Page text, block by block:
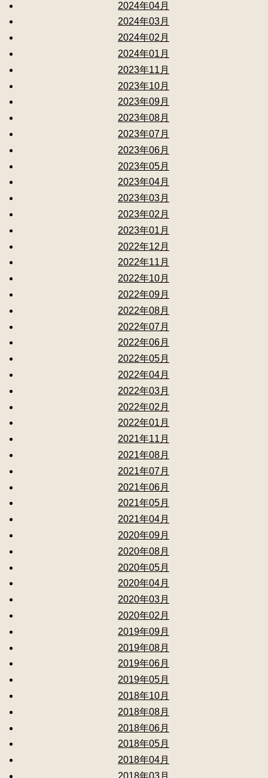
2024年04月
2024年03月
2024年02月
2024年01月
2023年11月
2023年10月
2023年09月
2023年08月
2023年07月
2023年06月
2023年05月
2023年04月
2023年03月
2023年02月
2023年01月
2022年12月
2022年11月
2022年10月
2022年09月
2022年08月
2022年07月
2022年06月
2022年05月
2022年04月
2022年03月
2022年02月
2022年01月
2021年11月
2021年08月
2021年07月
2021年06月
2021年05月
2021年04月
2020年09月
2020年08月
2020年05月
2020年04月
2020年03月
2020年02月
2019年09月
2019年08月
2019年06月
2019年05月
2018年10月
2018年08月
2018年06月
2018年05月
2018年04月
2018年03月